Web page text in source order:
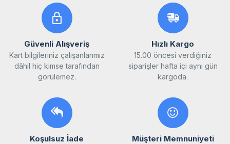
Güvenli Alışveriş
Kart bilgileriniz çalışanlarımız
dâhil hiç kimse tarafından
görülemez.
Hızlı Kargo
15.00 öncesi verdiğiniz
siparişler hafta içi aynı gün
kargoda.
Koşulsuz İade Müşteri Memnuniyeti